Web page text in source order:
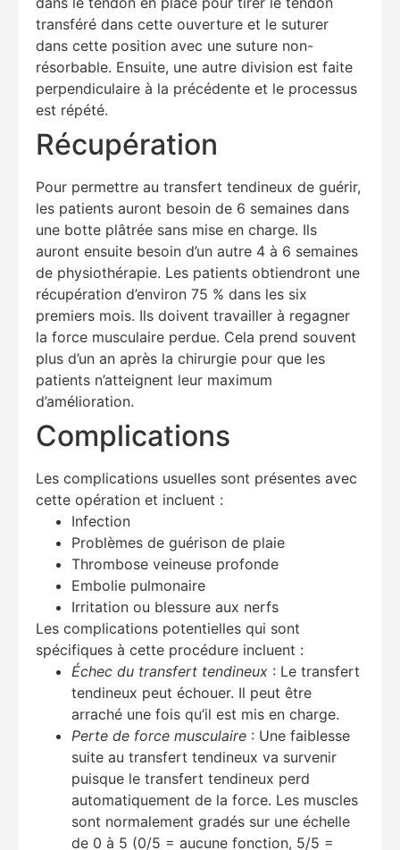
transféré dans cette ouverture et le suturer
dans cette position avec une suture non-
résorbable. Ensuite, une autre division est faite
perpendiculaire à la précédente et le processus
est répété.
Récupération
Pour permettre au transfert tendineux de guérir,
les patients auront besoin de 6 semaines dans
une botte plâtrée sans mise en charge. Ils
auront ensuite besoin d’un autre 4 à 6 semaines
de physiothérapie. Les patients obtiendront une
récupération d’environ 75 % dans les six
premiers mois. Ils doivent travailler à regagner
la force musculaire perdue. Cela prend souvent
plus d’un an après la chirurgie pour que les
patients n’atteignent leur maximum
d’amélioration.
Complications
Les complications usuelles sont présentes avec
cette opération et incluent :
Infection
Problèmes de guérison de plaie
Thrombose veineuse profonde
Embolie pulmonaire
Irritation ou blessure aux nerfs
Les complications potentielles qui sont
spécifiques à cette procédure incluent :
Échec du transfert tendineux : Le transfert
tendineux peut échouer. Il peut être
arraché une fois qu’il est mis en charge.
Perte de force musculaire : Une faiblesse
suite au transfert tendineux va survenir
puisque le transfert tendineux perd
automatiquement de la force. Les muscles
sont normalement gradés sur une échelle
de 0 à 5 (0/5 = aucune fonction, 5/5 =